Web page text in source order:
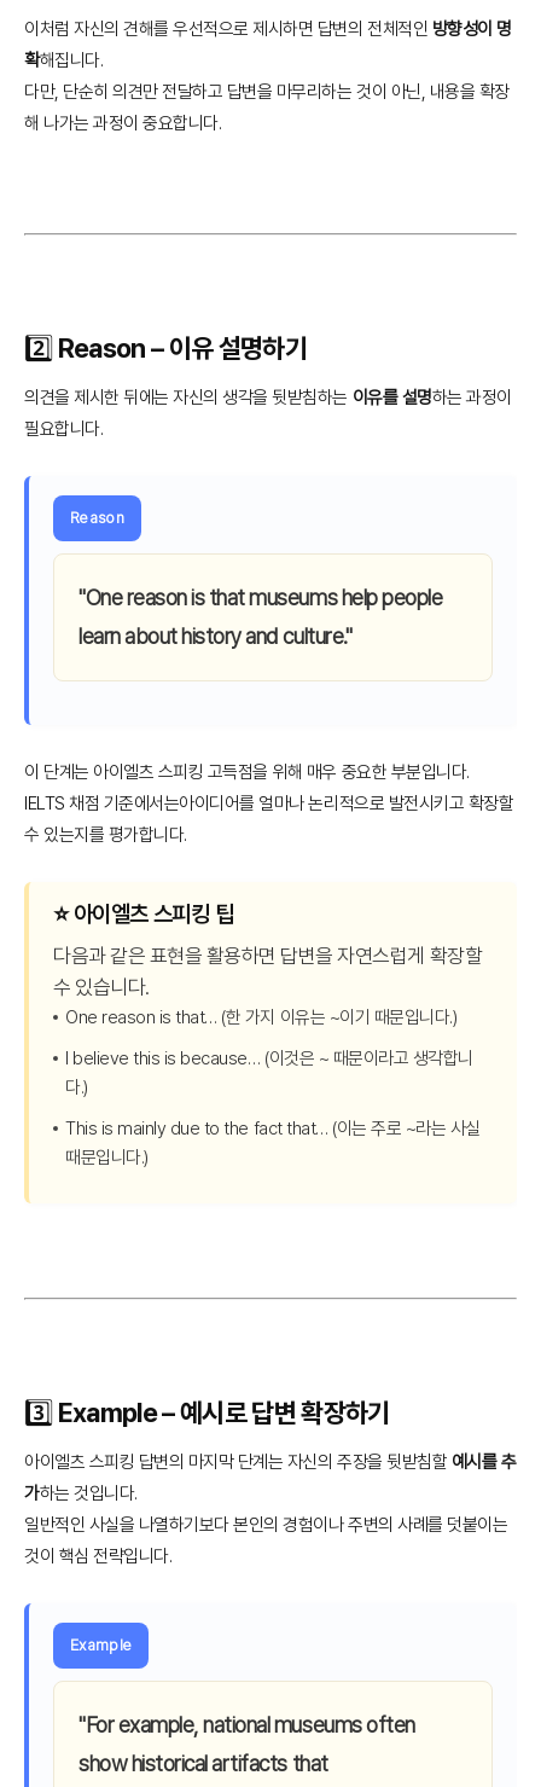
이처럼 자신의 견해를 우선적으로 제시하면 답변의 전체적인 방향성이 명
확해집니다.
다만, 단순히 의견만 전달하고 답변을 마무리하는 것이 아닌, 내용을 확장
해 나가는 과정이 중요합니다.
2️⃣ Reason – 이유 설명하기
의견을 제시한 뒤에는 자신의 생각을 뒷받침하는 이유를 설명하는 과정이
필요합니다.
Reason
"One reason is that museums help people
learn about history and culture."
이 단계는 아이엘츠 스피킹 고득점을 위해 매우 중요한 부분입니다.
IELTS 채점 기준에서는아이디어를 얼마나 논리적으로 발전시키고 확장할
수 있는지를 평가합니다.
⭐️ 아이엘츠 스피킹 팁
다음과 같은 표현을 활용하면 답변을 자연스럽게 확장할
수 있습니다.
One reason is that… (한 가지 이유는 ~이기 때문입니다.)
I believe this is because… (이것은 ~ 때문이라고 생각합니
다.)
This is mainly due to the fact that… (이는 주로 ~라는 사실
때문입니다.)
3️⃣ Example – 예시로 답변 확장하기
아이엘츠 스피킹 답변의 마지막 단계는 자신의 주장을 뒷받침할 예시를 추
가하는 것입니다.
일반적인 사실을 나열하기보다 본인의 경험이나 주변의 사례를 덧붙이는
것이 핵심 전략입니다.
Example
"For example, national museums often
show historical artifacts that